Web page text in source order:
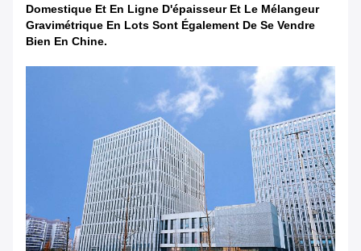
Domestique Et En Ligne D'épaisseur Et Le Mélangeur
Gravimétrique En Lots Sont Également De Se Vendre
Bien En Chine.